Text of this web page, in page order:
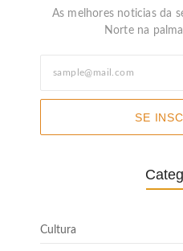
As melhores noticias da
Norte na
SE
Cultura